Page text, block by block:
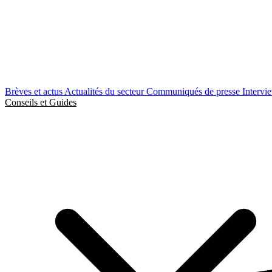
Brèves et actus Actualités du secteurCommuniqués de presse
Conseils et Guides